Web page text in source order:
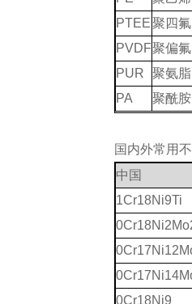
PTEE聚四
PVDF聚偏
PUR
聚氨脂
PA
聚酰胺
国内外常用
中国
1Cr18Ni9Ti
0Cr18Ni9